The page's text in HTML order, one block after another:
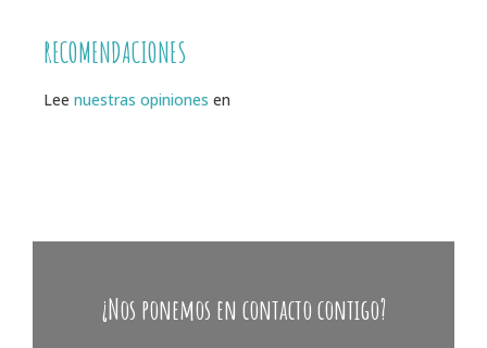
RECOMENDACIONES
Lee nuestras opiniones en
¿Nos ponemos en contacto contigo?